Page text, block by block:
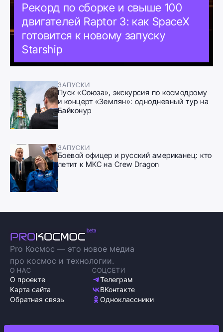
Рекорд по сборке и свыше 100
двигателей Raptor 3: как SpaceX
готовится к новому запуску
Starship
ЗАПУСКИ
Пуск «Союза», экскурсия по космодрому
и концерт «Землян»: однодневный тур на
Байконур
ЗАПУСКИ
Боевой офицер и русский американец: кто
летит к МКС на Crew Dragon
Pro Космос — это новое медиа
про космос и технологии.
О НАС
О проекте
Карта сайта
Обратная связь
СОЦСЕТИ
Телеграм
ВКонтакте
Одноклассники